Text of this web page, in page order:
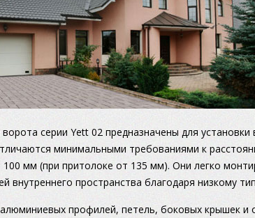
серии Yett 02 предназначены для
минимальными требованиями к
мм (при притолоке от 135 мм). Они легко
внутреннего пространства благодаря низкому
профилей, петель, боковых крышек и